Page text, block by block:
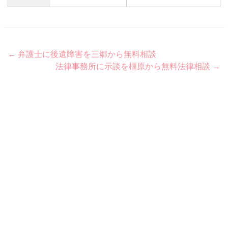
Post
navigation
← 弁護士に後遺障害を三郷から無料相談
法律事務所に示談を橿原から無料法律相談 →